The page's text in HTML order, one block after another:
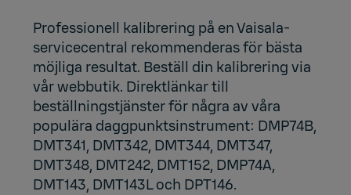
Professionell kalibrering på en Vaisala-
servicecentral rekommenderas för bästa
möjliga resultat. Beställ din kalibrering via
vår webbutik. Direktlänkar till
beställningstjänster för några av våra
populära daggpunktsinstrument: DMP74B,
DMT341, DMT342, DMT344, DMT347,
DMT348, DMT242, DMT152, DMP74A,
DMT143, DMT143Loch DPT146.